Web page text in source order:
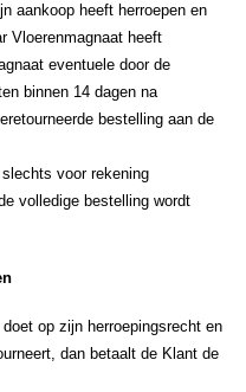
aankoop heeft herroepen en
Vloerenmagnaat heeft
eventuele door de
binnen 14 dagen na
bestelling aan de
voor rekening
volledige bestelling wordt
op zijn herroepingsrecht en
dan betaalt de Klant de